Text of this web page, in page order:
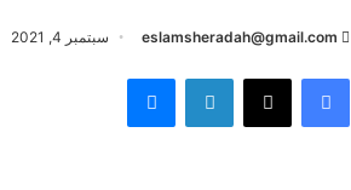
eslamsheradah@gmail.com سبتمبر 4, 2021
فيسبوك لينكدإن